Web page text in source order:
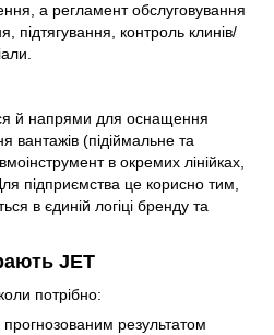
а регламент обслуговування
підтягування, контроль клинів/
й напрями для оснащення
вантажів (підіймальне та
в окремих лінійках,
підприємства це корисно тим,
в єдиній логіці бренду та
JET
потрібно:
результатом